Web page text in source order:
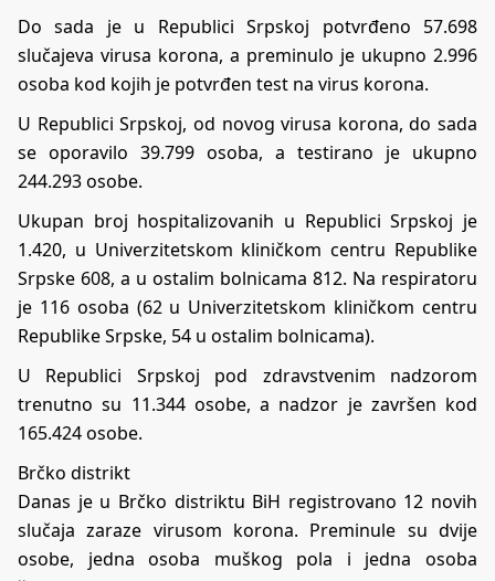
Do sada je u Republici Srpskoj potvrđeno 57.698
slučajeva virusa korona, a preminulo je ukupno 2.996
osoba kod kojih je potvrđen test na virus korona.
U Republici Srpskoj, od novog virusa korona, do sada
se oporavilo 39.799 osoba, a testirano je ukupno
244.293 osobe.
Ukupan broj hospitalizovanih u Republici Srpskoj je
1.420, u Univerzitetskom kliničkom centru Republike
Srpske 608, a u ostalim bolnicama 812. Na respiratoru
je 116 osoba (62 u Univerzitetskom kliničkom centru
Republike Srpske, 54 u ostalim bolnicama).
U Republici Srpskoj pod zdravstvenim nadzorom
trenutno su 11.344 osobe, a nadzor je završen kod
165.424 osobe.
Brčko distrikt
Danas je u Brčko distriktu BiH registrovano 12 novih
slučaja zaraze virusom korona. Preminule su dvije
osobe, jedna osoba muškog pola i jedna osoba